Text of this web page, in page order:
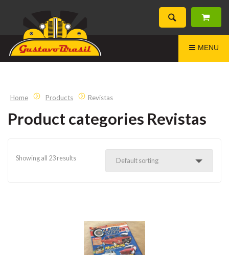
MENU
Home Products Revistas
Product categories Revistas
Showing all 23 results Default sorting